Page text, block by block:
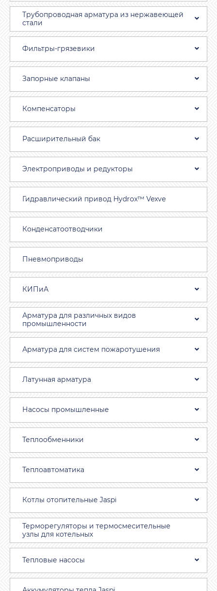
Трубопроводная aрматура из нержавеющей
стали
Фильтры-грязевики
Запорные клапаны
Компенсаторы
Расширительный бак
Электроприводы и редукторы
Гидравлический привод Hydrox™ Vexve
Конденсатоотводчики
Пневмоприводы
КИПиА
Арматура для различных видов
промышленности
Арматура для систем пожаротушения
Латунная арматура
Насосы промышленные
Теплообменники
Теплоавтоматика
Котлы отопительные Jaspi
Терморегуляторы и термосмесительные
узлы для котельных
Тепловые насосы